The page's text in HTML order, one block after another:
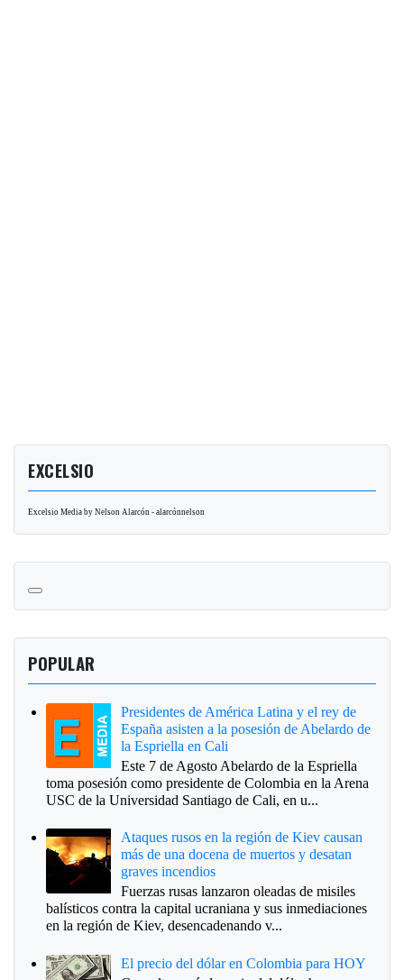
EXCELSIO
Excelsio Media by Nelson Alarcón - alarcónnelson
POPULAR
Presidentes de América Latina y el rey de
España asisten a la posesión de Abelardo de
la Espriella en Cali
Este 7 de Agosto Abelardo de la Espriella
toma posesión como presidente de Colombia en la Arena
USC de la Universidad Santiago de Cali, en u...
Ataques rusos en la región de Kiev causan
más de una docena de muertos y desatan
graves incendios
Fuerzas rusas lanzaron oleadas de misiles
balísticos contra la capital ucraniana y sus inmediaciones
en la región de Kiev, desencadenando v...
El precio del dólar en Colombia para HOY